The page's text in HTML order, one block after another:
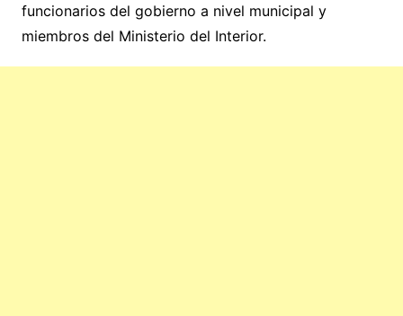
funcionarios del gobierno a nivel municipal y
miembros del Ministerio del Interior.